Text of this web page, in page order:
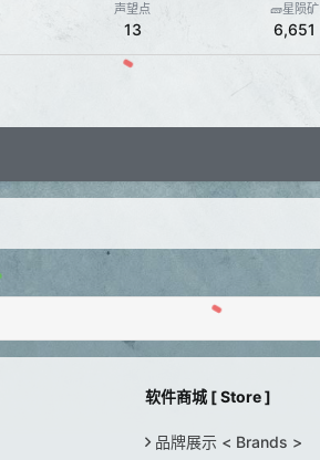
声望点
13
🧱星陨矿
6,651
软件商城 [ Store ]
品牌展示 < Brands >